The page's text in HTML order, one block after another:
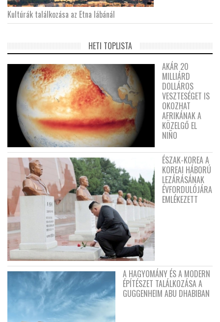
Kultúrák találkozása az Etna lábánál
HETI TOPLISTA
AKÁR 20
MILLIÁRD
DOLLÁROS
VESZTESÉGET IS
OKOZHAT
AFRIKÁNAK A
KÖZELGŐ EL
NIÑO
ÉSZAK-KOREA A
KOREAI HÁBORÚ
LEZÁRÁSÁNAK
ÉVFORDULÓJÁRA
EMLÉKEZETT
A HAGYOMÁNY ÉS A MODERN
ÉPÍTÉSZET TALÁLKOZÁSA A
GUGGENHEIM ABU DHABIBAN